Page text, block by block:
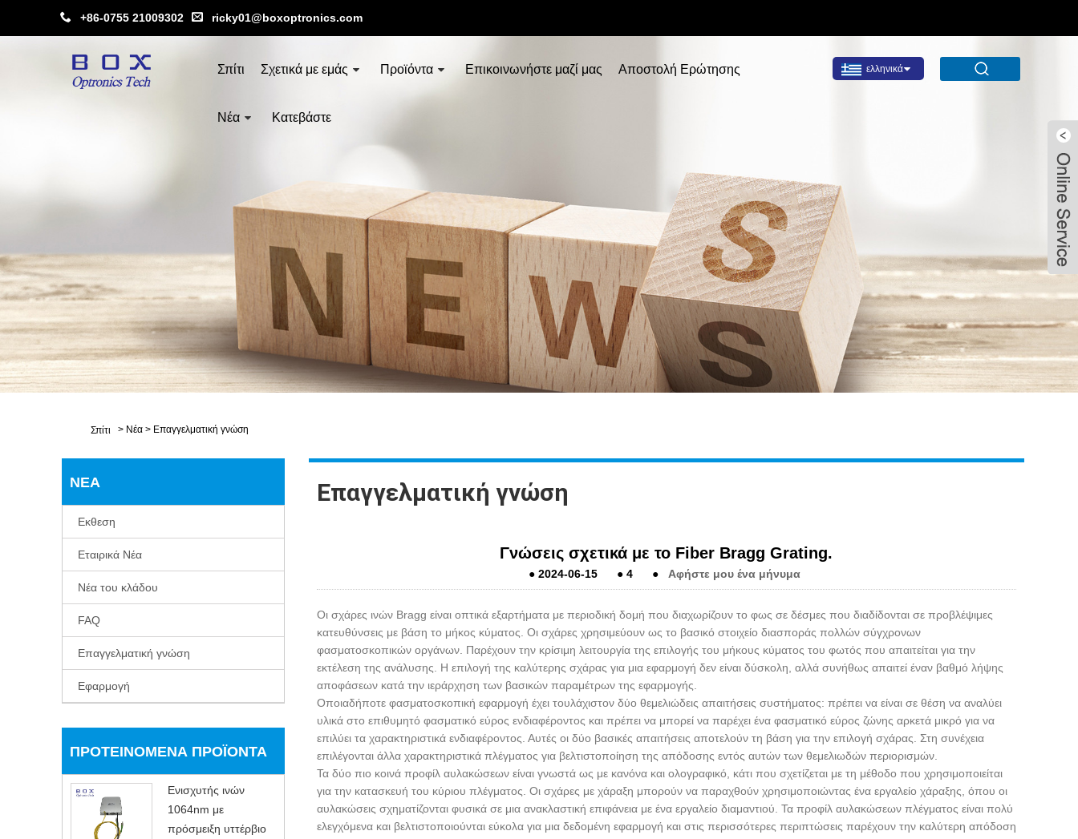
+86-0755 21009302 ricky01@boxoptronics.com
ελληνικά
Σπίτι Σχετικά με εμάς Προϊόντα Επικοινωνήστε μαζί μας Αποστολή Ερώτησης
Νέα Κατεβάστε
Σπίτι > Νέα > Επαγγελματική γνώση
ΝΈΑ
Εκθεση
Εταιρικά Νέα
Νέα του κλάδου
FAQ
Επαγγελματική γνώση
Εφαρμογή
ΠΡΟΤΕΙΝΌΜΕΝΑ ΠΡΟΪΌΝΤΑ
Ενισχυτής ινών
1064nm με
πρόσμειξη υττέρβιο
Επαγγελματική γνώση
Γνώσεις σχετικά με το Fiber Bragg Grating.
● 2024-06-15 ● 4 ● Αφήστε μου ένα μήνυμα
Οι σχάρες ινών Bragg είναι οπτικά εξαρτήματα με περιοδική δομή που διαχωρίζουν το φως σε δέσμες που διαδίδονται σε προβλέψιμες
κατευθύνσεις με βάση το μήκος κύματος. Οι σχάρες χρησιμεύουν ως το βασικό στοιχείο διασποράς πολλών σύγχρονων
φασματοσκοπικών οργάνων. Παρέχουν την κρίσιμη λειτουργία της επιλογής του μήκους κύματος του φωτός που απαιτείται για την
εκτέλεση της ανάλυσης. Η επιλογή της καλύτερης σχάρας για μια εφαρμογή δεν είναι δύσκολη, αλλά συνήθως απαιτεί έναν βαθμό λήψης
αποφάσεων κατά την ιεράρχηση των βασικών παραμέτρων της εφαρμογής.
Οποιαδήποτε φασματοσκοπική εφαρμογή έχει τουλάχιστον δύο θεμελιώδεις απαιτήσεις συστήματος: πρέπει να είναι σε θέση να αναλύει
υλικά στο επιθυμητό φασματικό εύρος ενδιαφέροντος και πρέπει να μπορεί να παρέχει ένα φασματικό εύρος ζώνης αρκετά μικρό για να
επιλύει τα χαρακτηριστικά ενδιαφέροντος. Αυτές οι δύο βασικές απαιτήσεις αποτελούν τη βάση για την επιλογή σχάρας. Στη συνέχεια
επιλέγονται άλλα χαρακτηριστικά πλέγματος για βελτιστοποίηση της απόδοσης εντός αυτών των θεμελιωδών περιορισμών.
Τα δύο πιο κοινά προφίλ αυλακώσεων είναι γνωστά ως με κανόνα και ολογραφικό, κάτι που σχετίζεται με τη μέθοδο που χρησιμοποιείται
για την κατασκευή του κύριου πλέγματος. Οι σχάρες με χάραξη μπορούν να παραχθούν χρησιμοποιώντας ένα εργαλείο χάραξης, όπου οι
αυλακώσεις σχηματίζονται φυσικά σε μια ανακλαστική επιφάνεια με ένα εργαλείο διαμαντιού. Τα προφίλ αυλακώσεων πλέγματος είναι πολύ
ελεγχόμενα και βελτιστοποιούνται εύκολα για μια δεδομένη εφαρμογή και στις περισσότερες περιπτώσεις παρέχουν την καλύτερη απόδοση